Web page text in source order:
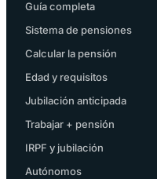
Guía completa
Sistema de pensiones
Calcular la pensión
Edad y requisitos
Jubilación anticipada
Trabajar + pensión
IRPF y jubilación
Autónomos